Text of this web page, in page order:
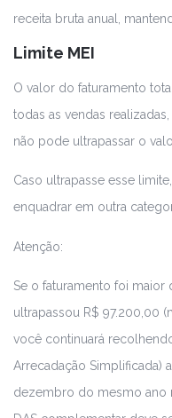
receita bruta anual,
Limite MEI
O valor do faturamento
todas as vendas
não pode ultrapassar o
Caso ultrapasse esse
enquadrar em outra
Atenção:
Se o faturamento foi
ultrapassou R$ 97.200,00
você continuará
Arrecadação Simplificada)
dezembro do mesmo ano